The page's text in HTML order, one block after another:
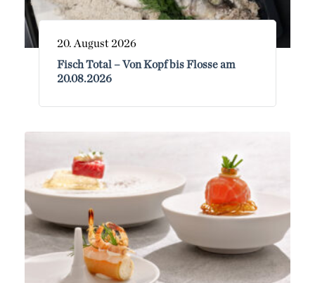
20. August 2026
Fisch Total – Von Kopf bis Flosse am
20.08.2026